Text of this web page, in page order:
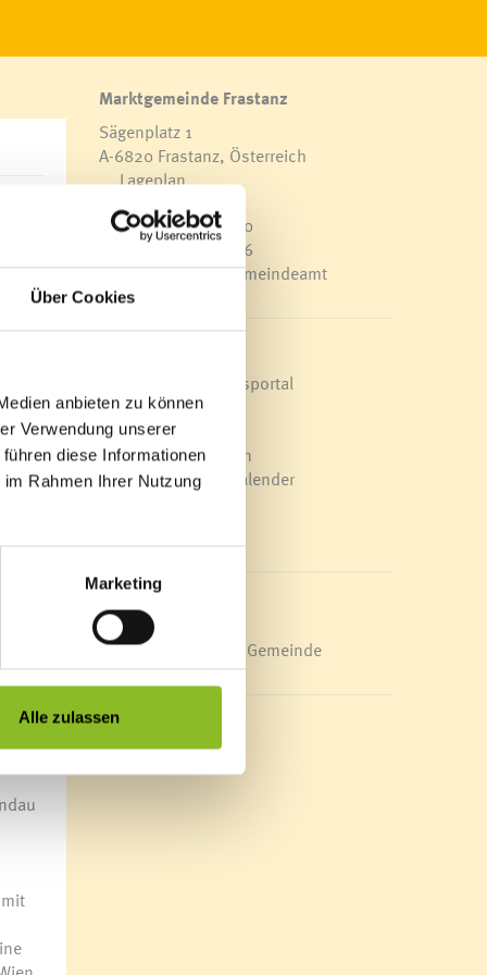
Über Cookies
anbieten zu können
Verwendung unserer
diese Informationen
Rahmen Ihrer Nutzung
Marketing
Alle zulassen
der
Marktgemeinde Frastanz
Sägenplatz 1
A-6820 Frastanz, Österreich
Lageplan
0043 5522 51534-0
F 0043 5522 51534-6
E-Mail an das Gemeindeamt
Veröffentlichungsportal
Blackout
Ortsplan
Bürgermeldungen
Veranstaltungskalender
Energieeffiziente Gemeinde